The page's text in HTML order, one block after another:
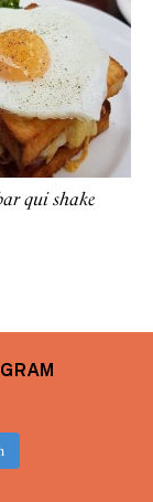
qui shake